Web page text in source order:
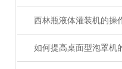
西林瓶液体灌装机的操